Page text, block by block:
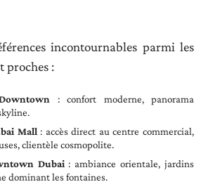
incontournables parmi les
proches :
: confort moderne, panorama
Mall: accès direct au centre commercial,
clientèle cosmopolite.
Dubai: ambiance orientale, jardins
dominant les fontaines.